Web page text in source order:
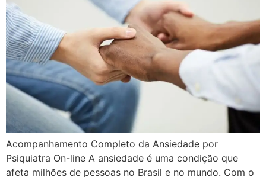
Acompanhamento Completo da Ansiedade por
Psiquiatra On-line A ansiedade é uma condição que
afeta milhões de pessoas no Brasil e no mundo. Com o